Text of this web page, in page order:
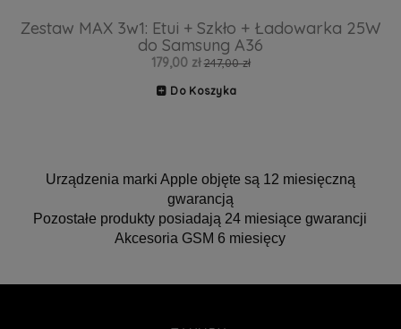
Zestaw MAX 3w1: Etui + Szkło + Ładowarka 25W
do Samsung A36
179,00 zł 247,00 zł
Do Koszyka
Urządzenia marki Apple objęte są 12 miesięczną
gwarancją
Pozostałe produkty posiadają 24 miesiące gwarancji
Akcesoria GSM 6 miesięcy